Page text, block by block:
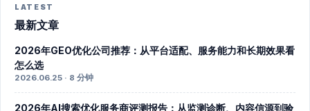
LATEST
最新文章
2026年GEO优化公司推荐：从平台适配、服务能力和长期效果看
怎么选
2026.06.25 · 8 分钟
2026年AI搜索优化服务商评测报告：从监测诊断、内容信源到验